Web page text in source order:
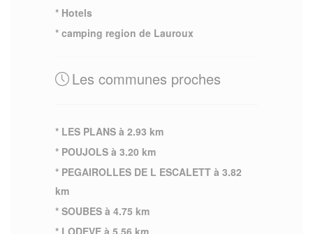
* Hotels
* camping region de Lauroux
Les communes proches
* LES PLANS à 2.93 km
* POUJOLS à 3.20 km
* PEGAIROLLES DE L ESCALETT à 3.82
km
* SOUBES à 4.75 km
* LODEVE à 5.56 km